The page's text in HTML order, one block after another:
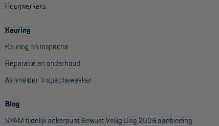
Steigers
Reparatie en onderhoud
Aanmelden Inspectiewekker
Vestigingen
Hoogwerkers
Keuring
Keuring en Inspectie
Reparatie en onderhoud
Aanmelden Inspectiewekker
Blog
SYAM tijdelijk ankerpunt Bewust Veilig Dag 2026 aanbieding